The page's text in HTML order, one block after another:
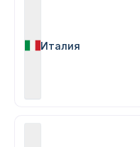
Италия